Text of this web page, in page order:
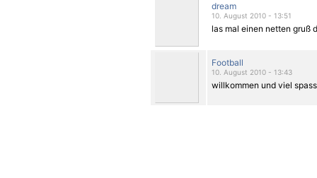
dream
10. August 2010 - 13:51
las mal einen netten gruß
Football
10. August 2010 - 13:43
willkommen und viel